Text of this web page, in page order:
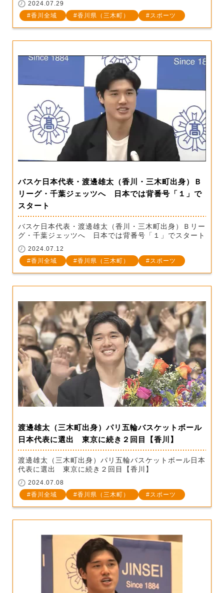
2024.07.29
香川全域
香川県（三木町） スポーツ
バスケ日本代表・渡邊雄太（香川・三木町出身）Ｂ
リーグ・千葉ジェッツへ 日本では背番号「１」で
スタート
バスケ日本代表・渡邊雄太（香川・三木町出身）Ｂリー
グ・千葉ジェッツへ 日本では背番号「１」でスタート
2024.07.12
香川全域
香川県（三木町） スポーツ
渡邊雄太（三木町出身）パリ五輪バスケットボール
日本代表に選出 東京に続き２回目【香川】
渡邊雄太（三木町出身）パリ五輪バスケットボール日本
代表に選出 東京に続き２回目【香川】
2024.07.08
香川全域
香川県（三木町） スポーツ